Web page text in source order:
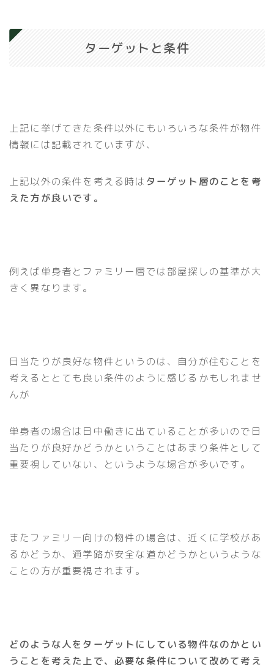
ターゲットと条件
上記に挙げてきた条件以外にもいろいろな条件が物件
情報には記載されていますが、
上記以外の条件を考える時は ターゲット層のことを考
えた方が良いです。
例えば単身者とファミリー層では部屋探しの基準が大
きく異なります。
日当たりが良好な物件というのは、自分が住むことを
考えるととても良い条件のように感じるかもしれませ
んが
単身者の場合は日中働きに出ていることが多いので日
当たりが良好かどうかということはあまり条件として
重要視していない、というような場合が多いです。
またファミリー向けの物件の場合は、近くに学校があ
るかどうか、通学路が安全な道かどうかというような
ことの方が重要視されます。
どのような人をターゲットにしている物件なのかとい
うことを考えた上で、必要な条件について改めて考え